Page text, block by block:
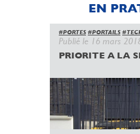
EN
#PORTES #PORTAILS
Publié le 16 mars
PRIORITE A LA